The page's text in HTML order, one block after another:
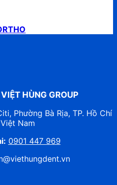
HÙNG GROUP
Phường Bà Rịa, TP. Hồ Chí
Nam
0901 447 969